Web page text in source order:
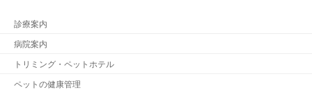
診療案内
病院案内
トリミング・ペットホテル
ペットの健康管理